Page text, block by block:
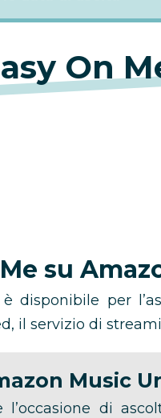
On
su
è disponibile per
il servizio di
Music
l’occasione di